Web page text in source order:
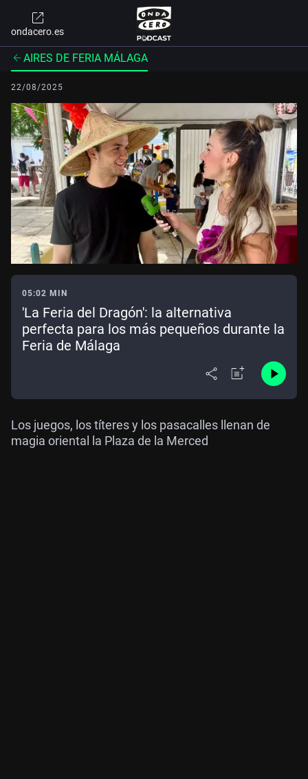
ondacero.es
AIRES DE FERIA MÁLAGA
22/08/2025
05:02 MIN
'La Feria del Dragón': la alternativa
perfecta para los más pequeños durante la
Feria de Málaga
Los juegos, los títeres y los pasacalles llenan de
magia oriental la Plaza de la Merced